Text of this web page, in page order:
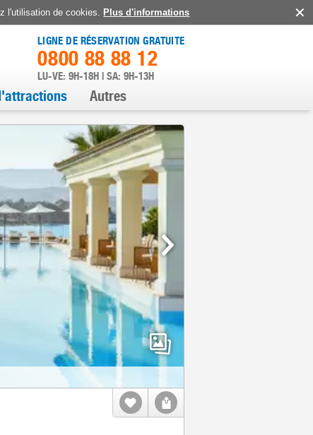
l'utilisation de cookies. Plus d'informations
LIGNE DE RÉSERVATION GRATUITE
0800 88 88 12
LU-VE: 9H-18H | SA: 9H-13H
Autres